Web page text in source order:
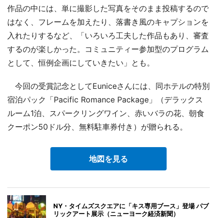
作品の中には、単に撮影した写真をそのまま投稿するので
はなく、フレームを加えたり、落書き風のキャプションを
入れたりするなど、「いろいろ工夫した作品もあり、審査
するのが楽しかった。コミュニティー参加型のプログラム
として、恒例企画にしていきたい」とも。
今回の受賞記念としてEuniceさんには、同ホテルの特別
宿泊パック「Pacific Romance Package」（デラックス
ルーム1泊、スパークリングワイン、赤いバラの花、朝食
クーポン50ドル分、無料駐車券付き）が贈られる。
地図を見る
NY・タイムズスクエアに「キス専用ブース」登場 パブ
リックアート展示（ニューヨーク経済新聞）